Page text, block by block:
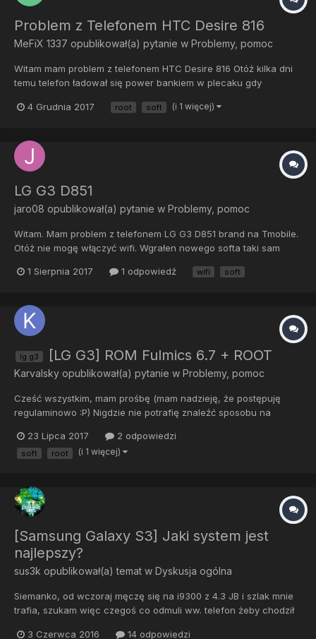
Problem z Telefonem HTC Desire 816
MeFiX 1337 opublikował(a) pytanie w Problemy, pomoc
Witam mam problem z telefonem HTC Desire 816 Otóż kilka dni
temu telefon ładował się power bankiem w plecaku gdy
do tej pory nie chce się włączyć na przycisk power.Byłem w
ma...
4 Grudnia 2017 root soft (i 1 więcej)
LG G3 D851
jaro08 opublikował(a) pytanie w Problemy, pomoc
Witam. Mam problem z telefonem LG G3 D851 brand na Tmobile.
Otóż nie mogę włączyć wifi. Wgrałen nowego softa taki sam
wgrałem D85130e_00_0711 wogóle nie pomógł. Filmiki tubeyou w
1 Sierpnia 2017 1 odpowiedź wifi soft
lg g3 [LG G3] ROM Fulmics 6.7 + ROOT
Karvalsky opublikował(a) pytanie w Problemy, pomoc
Cześć wszystkim, mam prośbę (mam nadzieję, że postępuję
regulaminowo :P) Nigdzie nie potrafię znaleźć sposobu na
na tym, że nie mogę zrobić ROOTa bo podobno Android 6.0
V30n nie ma takiej możliwości, przez co mam uwiązane ręce.
23 Lipca 2017 2 odpowiedzi
soft root (i 1 więcej)
[Samsung Galaxy S3] Jaki system jest
najlepszy?
sus3k opublikował(a) temat w Dyskusja ogólna
Siemanko, od wczoraj męczę się na i9300 z 4.3 JB i szlak mnie
trafia, szukam więc czegoś co odmuli ww. telefon żeby chodził
3 Czerwca 2016 14 odpowiedzi